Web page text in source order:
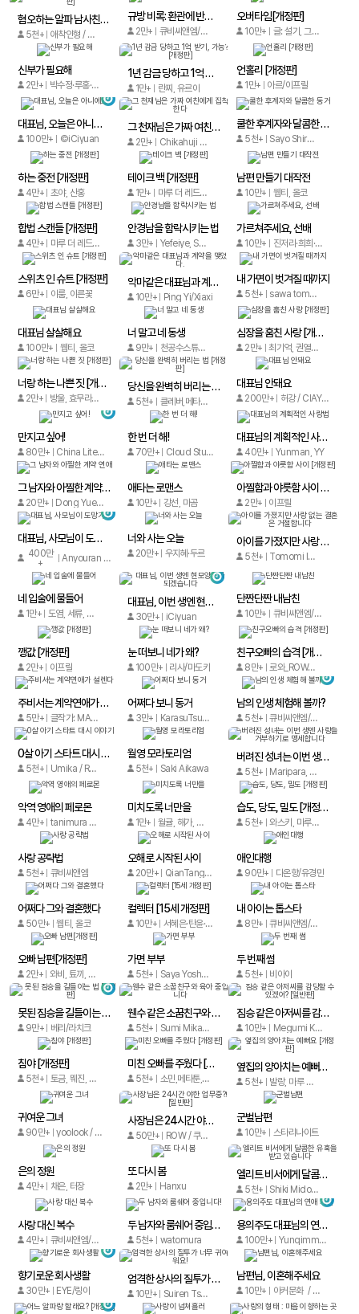
혐오하는 알파 남사친과 [개정판]
5천+ 애착인형 / 숨 / 아이미디어
규방 비록: 환관에 반했다
2만+ 큐비씨앤엠/Shuqi
오버타임[개정판]
10만+ 글: 설기, 그림: 이매 / 원작: 문정민
신부가 필요해
2만+ 박수정·루홍·미니
1년 감금 당하고 1억 받기, 가능? [개정판]
1만+ 란찌, 유르아
언홀리 [개정판]
1만+ 아르/이프릴
대표님, 오늘은 아니에요
100만+ ©iCiyuan
그 천재님은 가짜 여친에게 집착한다
2만+ Chikahuji / Ken Murayama
쿨한 후계자와 달콤한 동거
5천+ Sayo Shiraishi, Kawori Nankou
하는 중전 [개정판]
4만+ 초야, 산홍
테이크 백 [개정판]
1만+ 마루 더 레드, 대봉, 일락
남편 만들기 대작전
10만+ 웹티, 올코
합법 스캔들 [개정판]
4만+ 마루 더 레드, 천의얼
안경남을 함락시키는 법
3만+ Yefeiye, Scarlett
가르쳐주세요, 선배
10만+ 진저리·희희·이응이
스위츠 인 슈트 [개정판]
6만+ 이룸, 이른꽃
악마같은 대표님과 계약을 맺었다.
10만+ Ping Yi/Xiaxi
내 가면이 벗겨질 때까지
5천+ sawa tomono, KondoTaku
대표님 살살해요
100만+ 웹티, 올코
너 말고 네 동생
9만+ 천공수스튜디오
심장을 훔친 사랑 [개정판]
2만+ 최기억, 권열희
너랑 하는 나쁜 짓 [개정판]
2만+ 방울, 효무라. 가현
당신을 완벽히 버리는 법 [개정판]
5천+ 클레버,메타툰,곰배,이른꽃
대표님 안돼요
200만+ 허강 / CIAYO Comics
만지고 싶어!
80만+ China Literature / Vigor Comic
한 번 더 해!
70만+ Cloud Studio
대표님의 계획적인 사랑법
40만+ Yunman, YY
그 남자와 아찔한 계약 연애
20만+ Dong Yue Chu Er/Hong Shu Wang
애타는 로맨스
10만+ 강선, 마곰
아찔함과 야릇함 사이 [개정판]
2만+ 이프릴
대표님, 사모님이 도망가요
400만
+
Anyouran / Manshen
너와 사는 오늘
20만+ 우지혜·두르
아이를 가졌지만 사랑 없는 결혼은 거절합니다
5천+ Tomomi Iwashima, HinoshikaTamon, Yosikawa
네 입술에 물들어
1만+ 도염, 세류, 아리킴
대표님, 이번 생엔 현모양처가 되겠습니다
30만+ iCiyuan
단짠단짠 내남친
10만+ 큐비씨앤엠/iQIYI comics
깽값 [개정판]
2만+ 이프릴
눈 떠보니 네가 왜?
100만+ 리사/마도카
친구오빠의 습격 [개정판]
8만+ 로와_ROWA, 우아한 유령, 차가울(미캉)
주비서는 계약연애가 설렌다
5만+ 글작가: MAOXIONG 그림작가:QIANMO
어쩌다 보니 동거
3만+ KarasuTsubasa
남의 인생 체험해 볼까?
5천+ 큐비씨앤엠/iQIYI comics
0살 아기 스타트 대시 이야기
5천+ Umika / Reku Hayase
월영 모라토리엄
5천+ Saki Aikawa
버려진 성녀는 이번 생엔 사랑을 거부하기로 맹세합니다
5천+ Maripara, aberage, Konniti Wawa, En Hakka
악역 영애의 페로몬
4만+ tanimura nijuen / Irukano Tuno / Mizuno Saicoro
미치도록 너만을
1만+ 월귤, 해가, Lunar 이지연
습도, 당도, 밀도 [개정판]
5천+ 와스키, 마루 더 레드, 반설예
사랑 공략법
5천+ 큐비씨앤엠
오해로 시작된 사이
20만+ QianTangTang, FangChao, KuaiKan
애인대행
90만+ 다온향/유경민
어쩌다 그와 결혼했다
50만+ 웹티, 올코
컬렉터 [15세 개정판]
10만+ 서혜은·탄윤·775
내 아이는 톱스타
8만+ 큐비씨앤엠/Manman Comics
오빠 남편[개정판]
2만+ 와비, 툐끼, 메타툰
가면 부부
5천+ Saya Yoshizawa / Shibatora
두 번째 썸
5천+ 비아이
못된 짐승을 길들이는 법 [개정판]
9만+ 베리/라치크
웬수 같은 소꿉친구와 육아 중입니다
5천+ Sumi Mikamo (Re, AER), MokumeKyo, happy mind
짐승 같은 아저씨를 감당할 수 있겠어? [일반판]
10만+ Megumi Kanzaki
침야 [개정판]
5천+ 토금, 뭬진, 은서예
미친 오빠를 주웠다 [개정판]
5천+ 소민,메타툰,이치광,골드드럼
옆집의 양아치는 예뻐요 [개정판]
5천+ 발랑, 마루 더 레드, 점빵
귀여운 그녀
90만+ yoolook / media
사장님은 24시간 야한 업무중?! [일반판]
50만+ ROW / 쿠리코
군벌남편
10만+ 스타리나이트
은의 정원
4만+ 채은, 터장
또 다시 봄
2만+ Hanxu
엘리트 비서에게 달콤한 유혹을 받고 있습니다
5천+ Shiki Mido, Saiki
사랑 대신 복수
4만+ 큐비씨앤엠/Ifeng comic
두 남자와 룸쉐어 중입니다!
5천+ watomura
용의주도 대표님의 연애 게임
100만+ Yunqimmoli, Xiangwang / Ailu Cat
향기로운 회사생활
30만+ EYE/링아
엄격한 상사의 질투가 너무 귀여워요!
10만+ Suiren Tsukino
남편님, 이혼해주세요
10만+ 아커문화 / 아커문화